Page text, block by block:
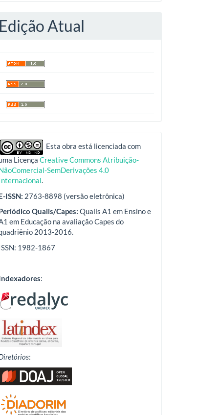
Edição Atual
indexadoresEsta obra está licenciada com
Licença Creative Commons Atribuição-
SemDerivações 4.0
.
ISSN: 2763-8898 (versão eletrônica)
Qualis/Capes: Qualis A1 em Ensino e
em Educação na avaliação Capes do
2013-2016.
1982-1867
:
: